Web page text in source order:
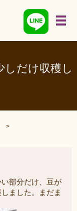
メ
しだけ収穫し
部分だけ、豆が
ました。まだま